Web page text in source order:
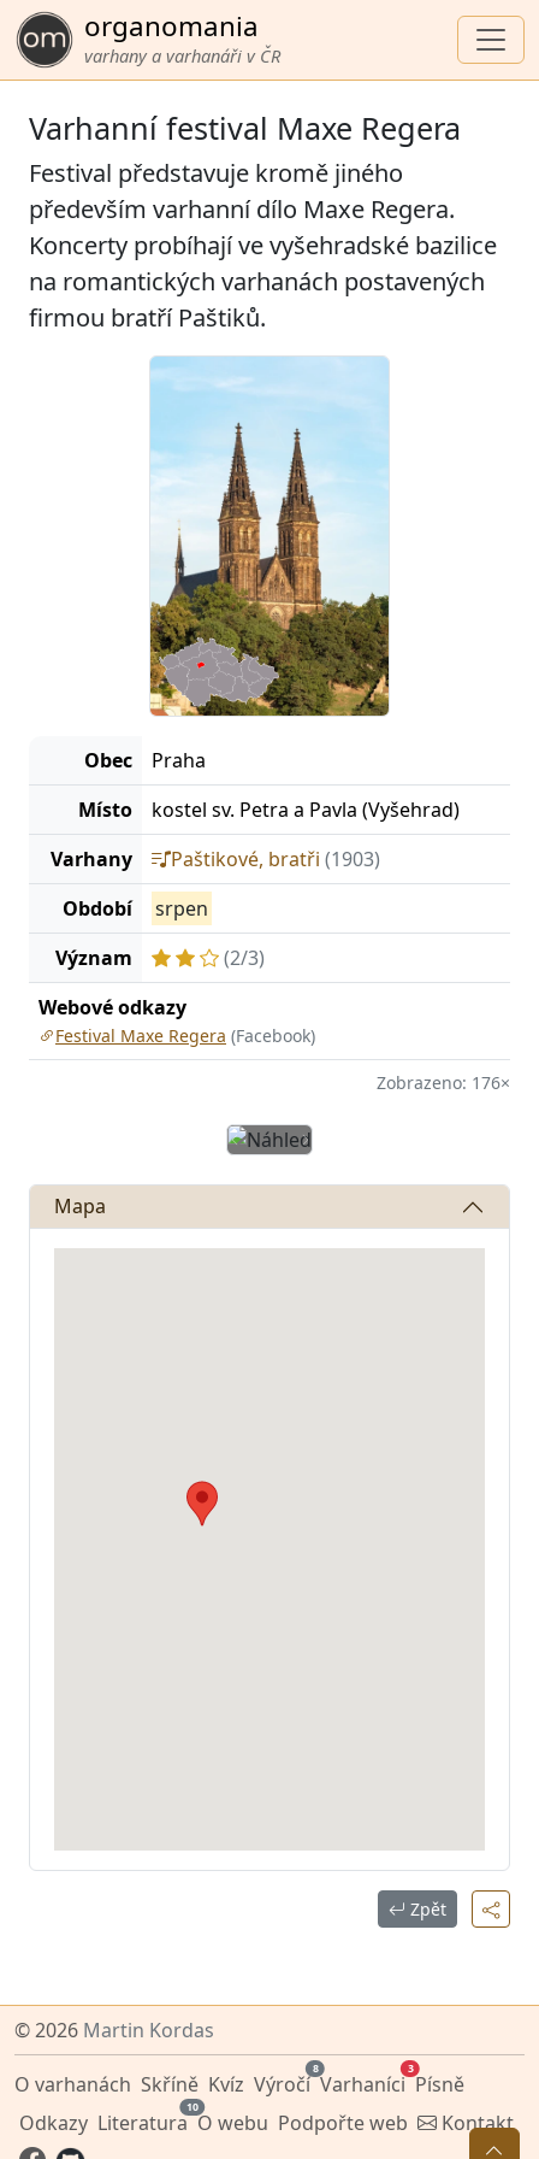
organomania
varhany a varhanáři v ČR
Varhanní festival Maxe Regera
Festival představuje kromě jiného
především varhanní dílo Maxe Regera.
Koncerty probíhají ve vyšehradské bazilice
na romantických varhanách postavených
firmou bratří Paštiků.
Obec
Praha
Místo
kostel sv. Petra a Pavla (Vyšehrad)
Varhany
Paštikové, bratři (1903)
Období
srpen
Význam
(2/3)
Webové odkazy
Festival Maxe Regera (Facebook)
Zobrazeno: 176×
PředchozíDalší
Mapa
Zpět
© 2026 Martin Kordas
O varhanách Skříně Kvíz Výročí
8
Varhaníci
3
Písně
Odkazy Literatura
10
O webu Podpořte web Kontakt